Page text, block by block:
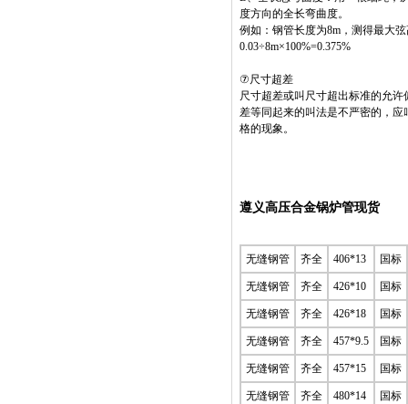
度方向的全长弯曲度。
例如：钢管长度为8m，测得最大
0.03÷8m×100%=0.375%
⑦尺寸超差
尺寸超差或叫尺寸超出标准的允
差等同起来的叫法是不严密的，
格的现象。
遵义高压合金锅炉管现货
无缝钢管 齐全 406*13 国标
无缝钢管 齐全 426*10 国标
无缝钢管 齐全 426*18 国标
无缝钢管 齐全 457*9.5 国标
无缝钢管 齐全 457*15 国标
无缝钢管 齐全 480*14 国标